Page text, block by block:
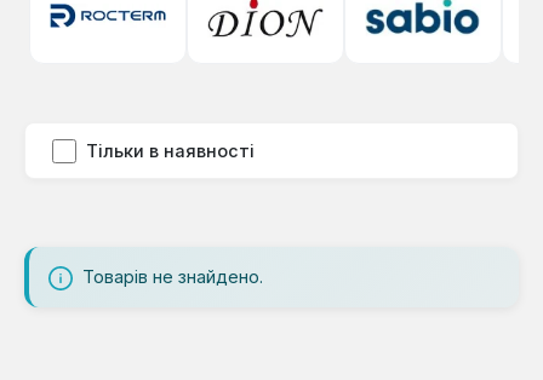
Тільки в наявності
Товарів не знайдено.